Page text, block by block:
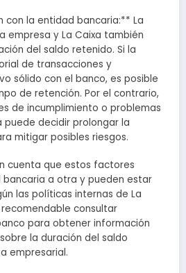
con la entidad bancaria:** La
empresa y La Caixa también
del saldo retenido. Si la
de transacciones y
sólido con el banco, es posible
de retención. Por el contrario,
de incumplimiento o problemas
puede decidir prolongar la
mitigar posibles riesgos.
cuenta que estos factores
a otra y pueden estar
las políticas internas de La
consultar
para obtener información
la duración del saldo
empresarial.